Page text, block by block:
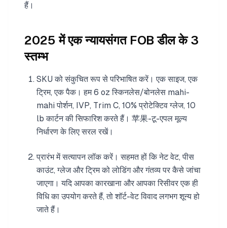
हैं।
2025 में एक न्यायसंगत FOB डील के 3
स्तम्भ
SKU को संकुचित रूप से परिभाषित करें। एक साइज, एक
ट्रिम, एक पैक। हम 6 oz स्किनलेस/बोनलेस mahi-
mahi पोर्शन, IVP, Trim C, 10% प्रोटेक्टिव ग्लेज, 10
lb कार्टन की सिफारिश करते हैं। 苹果-टू-एपल मूल्य
निर्धारण के लिए सरल रखें।
प्रारंभ में सत्यापन लॉक करें। सहमत हों कि नेट वेट, पीस
काउंट, ग्लेज और ट्रिम को लोडिंग और गंतव्य पर कैसे जांचा
जाएगा। यदि आपका कारखाना और आपका रिसीवर एक ही
विधि का उपयोग करते हैं, तो शॉर्ट-वेट विवाद लगभग शून्य हो
जाते हैं।